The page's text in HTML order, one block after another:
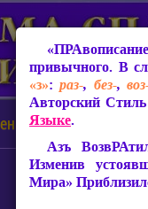
Матери Мира
привычного. В
«з»:раз-, без-,
Авторский
Языке.
Азъ
Изменив
Мира»